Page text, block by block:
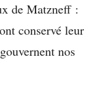
de Matzneff :
conservé leur
nos